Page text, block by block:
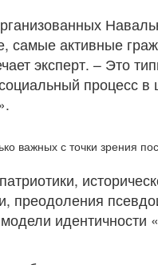
самые активные
эксперт. – Это
процесс
важных с точки зрения
преодоления